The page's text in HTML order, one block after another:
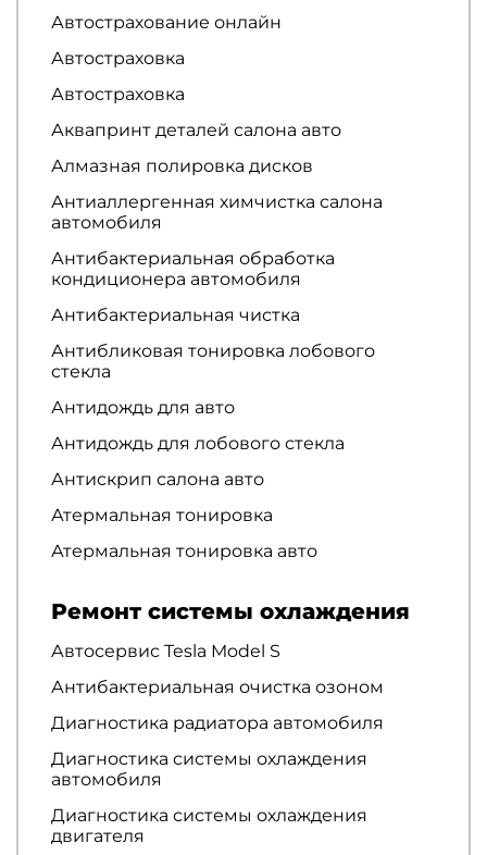
Автострахование онлайн
Автостраховка
Автостраховка
Аквапринт деталей салона авто
Алмазная полировка дисков
Антиаллергенная химчистка салона
автомобиля
Антибактериальная обработка
кондиционера автомобиля
Антибактериальная чистка
Антибликовая тонировка лобового
стекла
Антидождь для авто
Антидождь для лобового стекла
Антискрип салона авто
Атермальная тонировка
Атермальная тонировка авто
Ремонт системы охлаждения
Автосервис Tesla Model S
Антибактериальная очистка озоном
Диагностика радиатора автомобиля
Диагностика системы охлаждения
автомобиля
Диагностика системы охлаждения
двигателя